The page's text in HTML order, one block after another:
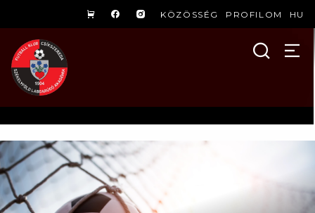
KÖZÖSSÉG PROFILOM HU